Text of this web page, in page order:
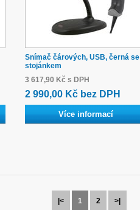
Snímač čárových, USB, černá se
stojánkem
3 617,90 Kč s DPH
2 990,00 Kč bez DPH
Více informací
|< 1 2 >|